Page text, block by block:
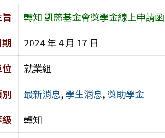
轉知 凱慈基金會獎學金線上申請
2024 年 4 月 17 日
位
就業組
最新消息, 學生消息, 獎助學金
級
轉知